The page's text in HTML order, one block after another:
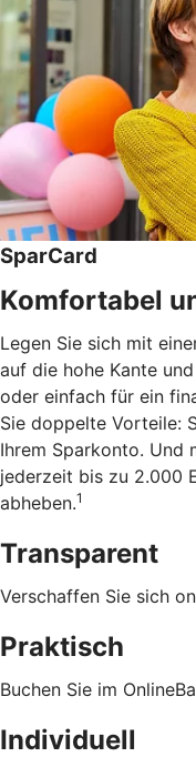
SparCard
Komfortabel
Legen Sie sich mit
auf die hohe Kante
oder einfach für ein
Sie doppelte Vorteile:
Ihrem Sparkonto. Und
jederzeit bis zu 2.000
abheben.1
Transparent
Verschaffen Sie sich
Praktisch
Buchen Sie im
Individuell